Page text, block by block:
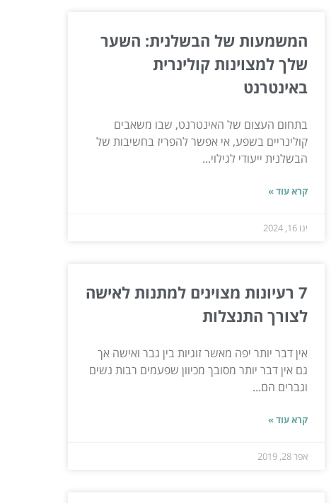
המשמעות של הבשלנית: השער
שלך למצוינות קולינרית
באינטרנט
בתחום העצום של האינטרנט, שבו משאבים
קולינריים בשפע, אי אפשר להפריז בחשיבות של
הבשלנית ייעודי לגילוי...
קרא עוד »
ינו 16, 2024
7 רעיונות מצוינים למתנות לאישה
לצורך התנצלות
אין דבר יותר יפה מאשר זוגיות בין גבר ואישה אך
גם אין דבר יותר מסובך מכיוון שפעמים רבות נשים
וגברים הם...
קרא עוד »
אפר 28, 2019